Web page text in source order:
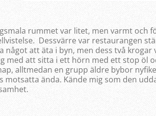
rummet var litet, men varmt och
Dessvärre var restaurangen
något att äta i byn, men dess två krogar
med att sitta i ett hörn med ett stop öl
alltmedan en grupp äldre bybor
motsatta ända. Kände mig som den